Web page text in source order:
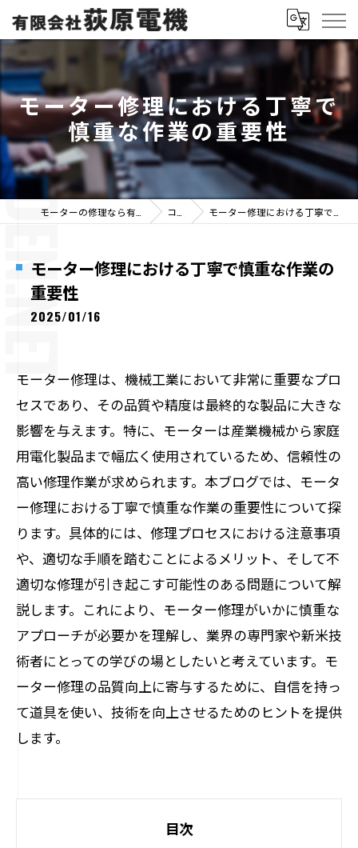
モーター修理における丁寧で
慎重な作業の重要性
コラム モーター修理における丁寧で慎重な作業の重要性
モーター修理における丁寧で慎重な作業の
重要性
2025/01/16
モーター修理は、機械工業において非常に重要なプロ
セスであり、その品質や精度は最終的な製品に大きな
影響を与えます。特に、モーターは産業機械から家庭
用電化製品まで幅広く使用されているため、信頼性の
高い修理作業が求められます。本ブログでは、モータ
ー修理における丁寧で慎重な作業の重要性について探
ります。具体的には、修理プロセスにおける注意事項
や、適切な手順を踏むことによるメリット、そして不
適切な修理が引き起こす可能性のある問題について解
説します。これにより、モーター修理がいかに慎重な
アプローチが必要かを理解し、業界の専門家や新米技
術者にとっての学びの場としたいと考えています。モ
ーター修理の品質向上に寄与するために、自信を持っ
て道具を使い、技術を向上させるためのヒントを提供
します。
目次